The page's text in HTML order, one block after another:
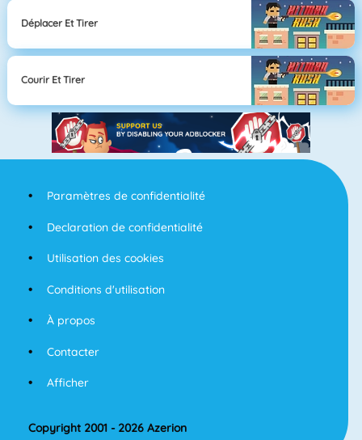
Déplacer Et Tirer
Courir Et Tirer
Paramètres de confidentialité
Declaration de confidentialité
Utilisation des cookies
Conditions d'utilisation
À propos
Contacter
Afficher
Copyright 2001 - 2026 Azerion